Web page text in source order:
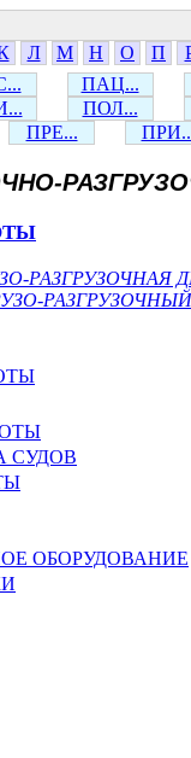
Л М Н О П
ПАЦ...
ПОЛ...
ПРЕ...
РАЗГРУЗОЧНАЯ
РАЗГРУЗОЧНЫЙ
СУДОВ
ОБОРУДОВАНИЕ